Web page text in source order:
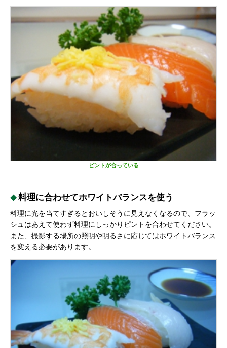
ピントが合っている
料理に合わせてホワイトバランスを使う
料理に光を当てすぎるとおいしそうに見えなくなるので、フラッ
シュはあえて使わず料理にしっかりピントを合わせてください。
また、撮影する場所の照明や明るさに応じてはホワイトバランス
を変える必要があります。